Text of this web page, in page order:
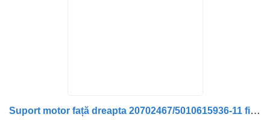
Suport motor față dreapta 20702467/5010615936-11 fijación para Volvo 20702467 5010615936 11 camión